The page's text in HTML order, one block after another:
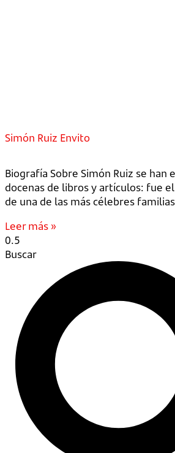
Simón Ruiz Envito
Biografía Sobre Simón Ruiz se han
docenas de libros y artículos: fue
de una de las más célebres
Leer más »
Buscar